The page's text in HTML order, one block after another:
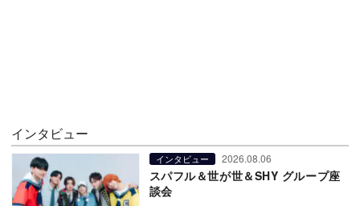
インタビュー
インタビュー 2026.08.06
スパフル＆世が世＆SHY グループ座
談会